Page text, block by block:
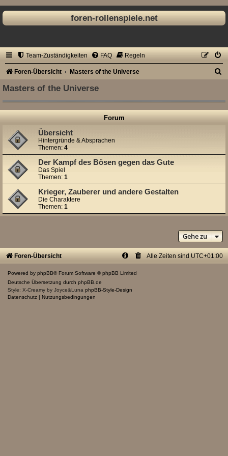
foren-rollenspiele.net
Team-Zuständigkeiten FAQ Regeln
Foren-Übersicht Masters of the Universe
h
Masters of the Universe
Forum
Übersicht
Hintergründe & Absprachen
Themen: 4
Der Kampf des Bösen gegen das Gute
Das Spiel
Themen: 1
Krieger, Zauberer und andere Gestalten
Die Charaktere
Themen: 1
Gehe zu
Foren-Übersicht Alle Zeiten sind UTC+01:00
Powered by phpBB® Forum Software © phpBB Limited
Deutsche Übersetzung durch phpBB.de
Style: X-Creamy by Joyce&Luna phpBB-Style-Design
Datenschutz | Nutzungsbedingungen